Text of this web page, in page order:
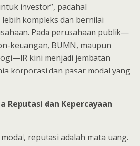
investor”, padahal
kompleks dan bernilai
Pada perusahaan publik—
keuangan, BUMN, maupun
kini menjadi jembatan
korporasi dan pasar modal yang
Reputasi dan Kepercayaan
reputasi adalah mata uang.